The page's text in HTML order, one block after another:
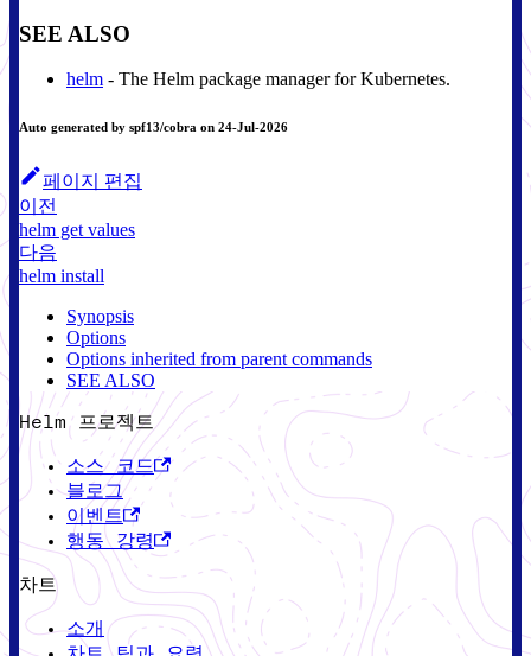
SEE ALSO
helm - The Helm package manager for Kubernetes.
Auto generated by spf13/cobra on 24-Jul-2026
페이지 편집
이전
helm get values
다음
helm install
Synopsis
Options
Options inherited from parent commands
SEE ALSO
Helm 프로젝트
소스 코드
블로그
이벤트
행동 강령
차트
소개